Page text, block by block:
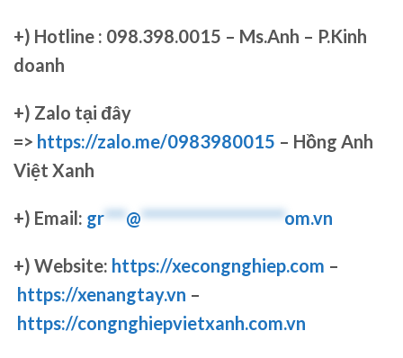
+) Hotline : 098.398.0015 – Ms.Anh – P.Kinh
doanh
+) Zalo tại đây
=> https://zalo.me/0983980015 – Hồng Anh
Việt Xanh
+) Email: gr***@********************om.vn
+) Website: https://xecongnghiep.com –
https://xenangtay.vn –
https://congnghiepvietxanh.com.vn